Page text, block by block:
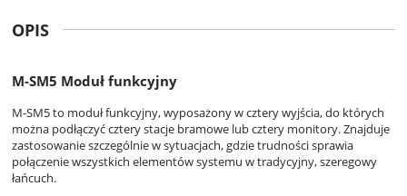
OPIS
M-SM5 Moduł funkcyjny
M-SM5 to moduł funkcyjny, wyposażony w cztery wyjścia, do których
można podłączyć cztery stacje bramowe lub cztery monitory. Znajduje
zastosowanie szczególnie w sytuacjach, gdzie trudności sprawia
połączenie wszystkich elementów systemu w tradycyjny, szeregowy
łańcuch.